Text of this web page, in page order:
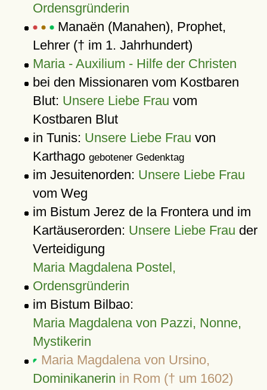
Ordensgründerin
Manaën (Manahen), Prophet,
Lehrer († im 1. Jahrhundert)
Maria - Auxilium - Hilfe der Christen
bei den Missionaren vom Kostbaren
Blut: Unsere Liebe Frau vom
Kostbaren Blut
in Tunis: Unsere Liebe Frau von
Karthago gebotener Gedenktag
im Jesuitenorden: Unsere Liebe Frau
vom Weg
im Bistum Jerez de la Frontera und im
Kartäuserorden: Unsere Liebe Frau der
Verteidigung
Maria Magdalena Postel,
Ordensgründerin
im Bistum Bilbao:
Maria Magdalena von Pazzi, Nonne,
Mystikerin
Maria Magdalena von Ursino,
Dominikanerin in Rom († um 1602)